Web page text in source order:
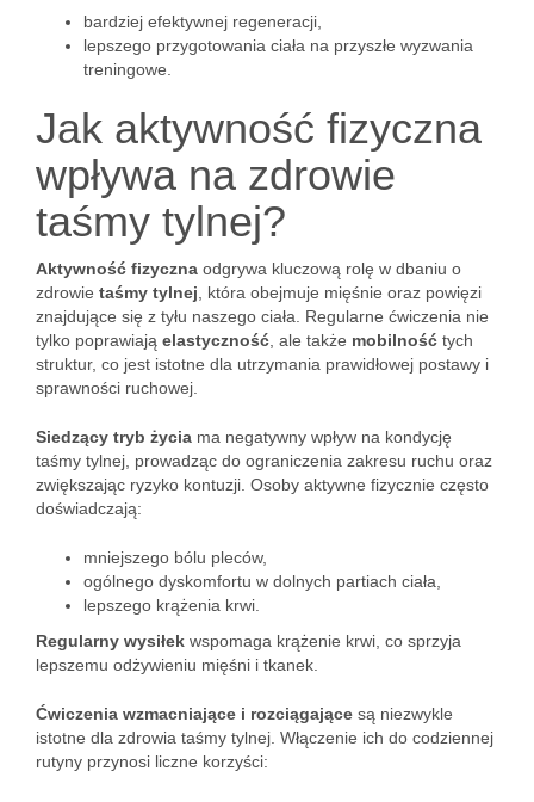
bardziej efektywnej regeneracji,
lepszego przygotowania ciała na przyszłe wyzwania
treningowe.
Jak aktywność fizyczna
wpływa na zdrowie
taśmy tylnej?
Aktywność fizyczna odgrywa kluczową rolę w dbaniu o
zdrowie taśmy tylnej , która obejmuje mięśnie oraz powięzi
znajdujące się z tyłu naszego ciała. Regularne ćwiczenia nie
tylko poprawiają elastyczność , ale także mobilność tych
struktur, co jest istotne dla utrzymania prawidłowej postawy i
sprawności ruchowej.
Siedzący tryb życia ma negatywny wpływ na kondycję
taśmy tylnej, prowadząc do ograniczenia zakresu ruchu oraz
zwiększając ryzyko kontuzji. Osoby aktywne fizycznie często
doświadczają:
mniejszego bólu pleców,
ogólnego dyskomfortu w dolnych partiach ciała,
lepszego krążenia krwi.
Regularny wysiłek wspomaga krążenie krwi, co sprzyja
lepszemu odżywieniu mięśni i tkanek.
Ćwiczenia wzmacniające i rozciągające są niezwykle
istotne dla zdrowia taśmy tylnej. Włączenie ich do codziennej
rutyny przynosi liczne korzyści: